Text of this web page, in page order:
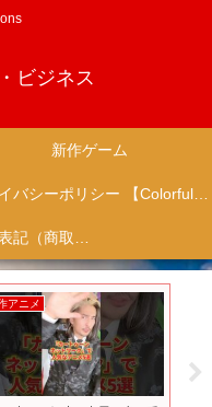
ビジネス
新作ゲーム
プライバシーポリシー 【Colorful Creation】
特定商取引法に基づく表記（商取引に関する開示）
アニメ